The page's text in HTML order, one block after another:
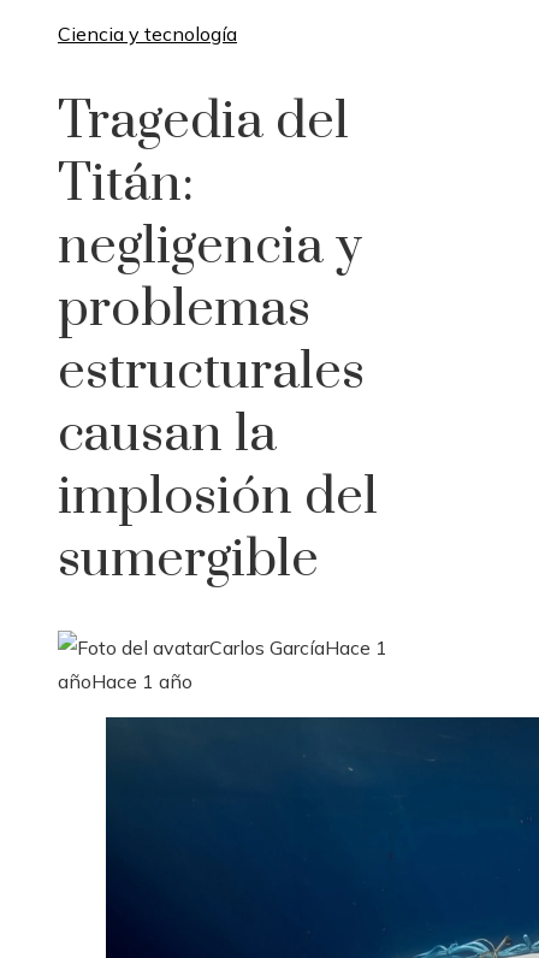
Ciencia y tecnología
Tragedia del
Titán:
negligencia y
problemas
estructurales
causan la
implosión del
sumergible
Carlos GarcíaHace 1
añoHace 1 año